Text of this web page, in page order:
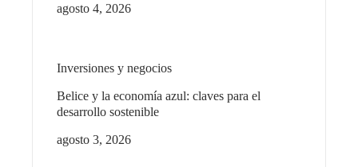
agosto 4, 2026
Inversiones y negocios
Belice y la economía azul: claves para el
desarrollo sostenible
agosto 3, 2026